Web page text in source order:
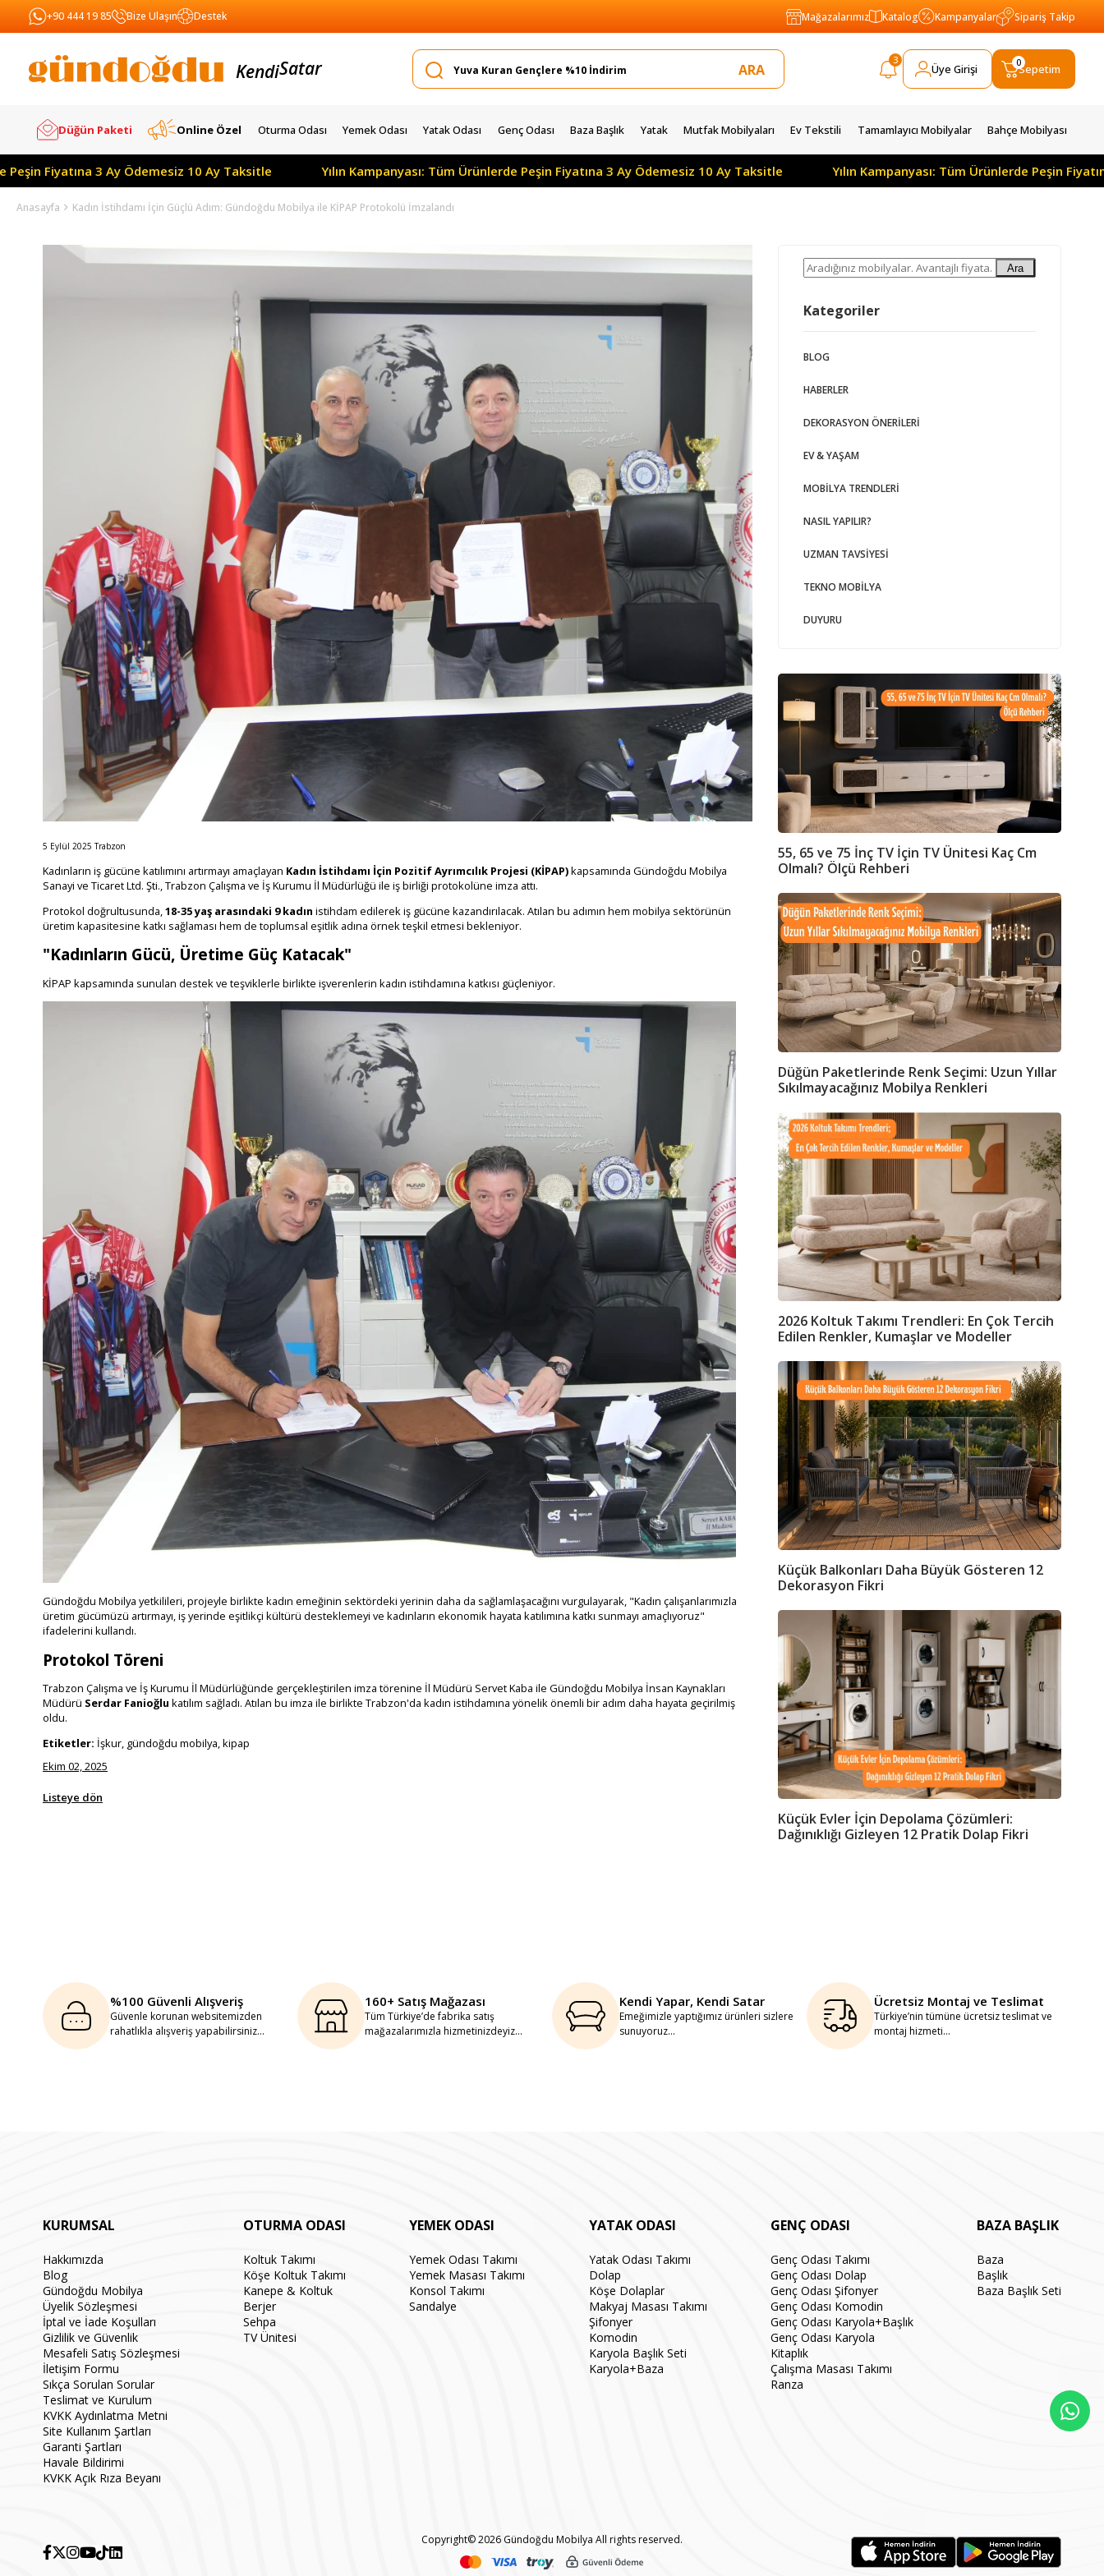
+90 444 19 85 Bize Ulaşın Destek Mağazalarımız Katalog Kampanyalar Sipariş Takip
KendiYapar
3
Üye Girişi Sepetim
0
Düğün Paketi Online Özel Oturma Odası Yemek Odası Yatak Odası Genç Odası Baza Başlık Yatak Mutfak Mobilyaları Ev Tekstili Tamamlayıcı Mobilyalar Bahçe Mobilyası
Peşin Fiyatına 3 Ay Ödemesiz 10 Ay Taksitle Yılın Kampanyası: Tüm Ürünlerde Peşin Fiyatına 3 Ay Ödemesiz 10 Ay Taksitle Yılın Kampanyası: Tüm Ürünlerde Peşin
Anasayfa Kadın İstihdamı İçin Güçlü Adım: Gündoğdu Mobilya ile KİPAP Protokolü İmzalandı
5 Eylül 2025 Trabzon
Kadınların iş gücüne katılımını artırmayı amaçlayan Kadın İstihdamı İçin Pozitif Ayrımcılık Projesi (KİPAP)kapsamında Gündoğdu Mobilya
Sanayi ve Ticaret Ltd. Şti., Trabzon Çalışma ve İş Kurumu İl Müdürlüğü ile iş birliği protokolüne imza attı.
Protokol doğrultusunda, 18-35 yaş arasındaki 9 kadın istihdam edilerek iş gücüne kazandırılacak. Atılan bu adımın hem mobilya sektörünün
üretim kapasitesine katkı sağlaması hem de toplumsal eşitlik adına örnek teşkil etmesi bekleniyor.
"Kadınların Gücü, Üretime Güç Katacak"
KİPAP kapsamında sunulan destek ve teşviklerle birlikte işverenlerin kadın istihdamına katkısı güçleniyor.
Gündoğdu Mobilya yetkilileri, projeyle birlikte kadın emeğinin sektördeki yerinin daha da sağlamlaşacağını vurgulayarak, "Kadın çalışanlarımızla
üretim gücümüzü artırmayı, iş yerinde eşitlikçi kültürü desteklemeyi ve kadınların ekonomik hayata katılımına katkı sunmayı amaçlıyoruz"
ifadelerini kullandı.
Protokol Töreni
Trabzon Çalışma ve İş Kurumu İl Müdürlüğünde gerçekleştirilen imza törenine İl Müdürü Servet Kaba ile Gündoğdu Mobilya İnsan Kaynakları
Müdürü Serdar Fanioğlu katılım sağladı. Atılan bu imza ile birlikte Trabzon'da kadın istihdamına yönelik önemli bir adım daha hayata geçirilmiş
oldu.
Etiketler: İşkur, gündoğdu mobilya, kipap
Ekim 02, 2025
Listeye dön
Ara
Kategoriler
BLOG
HABERLER
DEKORASYON ÖNERILERI
EV & YAŞAM
MOBILYA TRENDLERI
NASIL YAPILIR?
UZMAN TAVSIYESI
TEKNO MOBILYA
DUYURU
55, 65 ve 75 İnç TV İçin TV Ünitesi Kaç Cm
Olmalı? Ölçü Rehberi
Düğün Paketlerinde Renk Seçimi: Uzun Yıllar
Sıkılmayacağınız Mobilya Renkleri
2026 Koltuk Takımı Trendleri: En Çok Tercih
Edilen Renkler, Kumaşlar ve Modeller
Küçük Balkonları Daha Büyük Gösteren 12
Dekorasyon Fikri
Küçük Evler İçin Depolama Çözümleri:
Dağınıklığı Gizleyen 12 Pratik Dolap Fikri
%100 Güvenli Alışveriş
Güvenle korunan websitemizden
rahatlıkla alışveriş yapabilirsiniz...
160+ Satış Mağazası
Tüm Türkiye’de fabrika satış
mağazalarımızla hizmetinizdeyiz...
Kendi Yapar, Kendi Satar
Emeğimizle yaptığımız ürünleri sizlere
sunuyoruz...
Ücretsiz Montaj ve Teslimat
Türkiye’nin tümüne ücretsiz teslimat ve
montaj hizmeti...
KURUMSAL
Hakkımızda
Blog
Gündoğdu Mobilya
Üyelik Sözleşmesi
İptal ve İade Koşulları
Gizlilik ve Güvenlik
Mesafeli Satış Sözleşmesi
İletişim Formu
Sıkça Sorulan Sorular
Teslimat ve Kurulum
KVKK Aydınlatma Metni
Site Kullanım Şartları
Garanti Şartları
Havale Bildirimi
KVKK Açık Rıza Beyanı
OTURMA ODASI
Koltuk Takımı
Köşe Koltuk Takımı
Kanepe & Koltuk
Berjer
Sehpa
TV Ünitesi
YEMEK ODASI
Yemek Odası Takımı
Yemek Masası Takımı
Konsol Takımı
Sandalye
YATAK ODASI
Yatak Odası Takımı
Dolap
Köşe Dolaplar
Makyaj Masası Takımı
Şifonyer
Komodin
Karyola Başlık Seti
Karyola+Baza
GENÇ ODASI
Genç Odası Takımı
Genç Odası Dolap
Genç Odası Şifonyer
Genç Odası Komodin
Genç Odası Karyola+Başlık
Genç Odası Karyola
Kitaplık
Çalışma Masası Takımı
Ranza
BAZA BAŞLIK
Baza
Başlık
Baza Başlık Seti
Copyright© 2026 Gündoğdu Mobilya All rights reserved.